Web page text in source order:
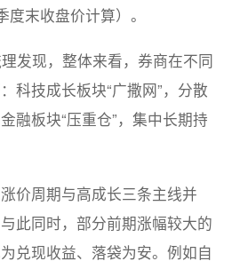
末收盘价计算）。
发现，整体来看，券商在不同
科技成长板块“广撒网”，分散
融板块“压重仓”，集中长期持
价周期与高成长三条主线并
此同时，部分前期涨幅较大的
兑现收益、落袋为安。例如自